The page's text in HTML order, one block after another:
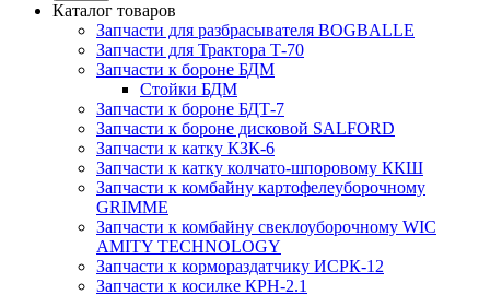
Каталог товаров
Запчасти для разбрасывателя BOGBALLE
Запчасти для Трактора Т-70
Запчасти к бороне БДМ
Стойки БДМ
Запчасти к бороне БДТ-7
Запчасти к бороне дисковой SALFORD
Запчасти к катку КЗК-6
Запчасти к катку колчато-шпоровому ККШ
Запчасти к комбайну картофелеуборочному
GRIMME
Запчасти к комбайну свеклоуборочному WIC
AMITY TECHNOLOGY
Запчасти к кормораздатчику ИСРК-12
Запчасти к косилке КРН-2.1